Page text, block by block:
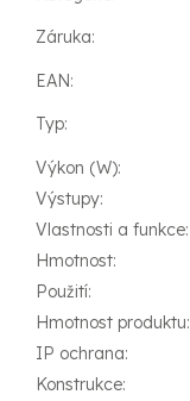
Záruka:
EAN:
Typ:
Výkon (W):
Výstupy:
Vlastnosti a funkce:
Hmotnost:
Použití:
Hmotnost produktu:
IP ochrana:
Konstrukce: